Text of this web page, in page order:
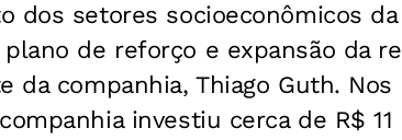
dos setores socioeconômicos da
de reforço e expansão da
da companhia, Thiago Guth.
investiu cerca de R$